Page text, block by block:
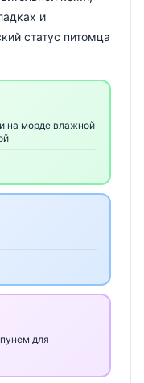
и
статус питомца
на морде влажной
для